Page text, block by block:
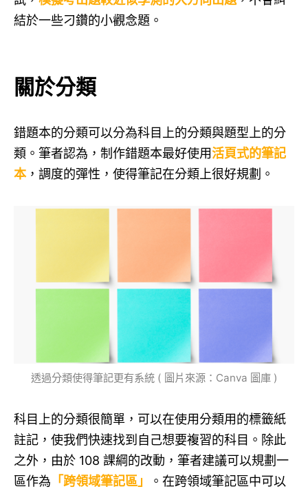
結於一些刁鑽的小觀念題。
關於分類
錯題本的分類可以分為科目上的分類與題型上的分
類。筆者認為，制作錯題本最好使用活頁式的筆記
本，調度的彈性，使得筆記在分類上很好規劃。
透過分類使得筆記更有系統 ( 圖片來源：Canva 圖庫 )
科目上的分類很簡單，可以在使用分類用的標籤紙
註記，使我們快速找到自己想要複習的科目。除此
之外，由於 108 課綱的改動，筆者建議可以規劃一
區作為 「跨領域筆記區」
。在跨領域筆記區中可以